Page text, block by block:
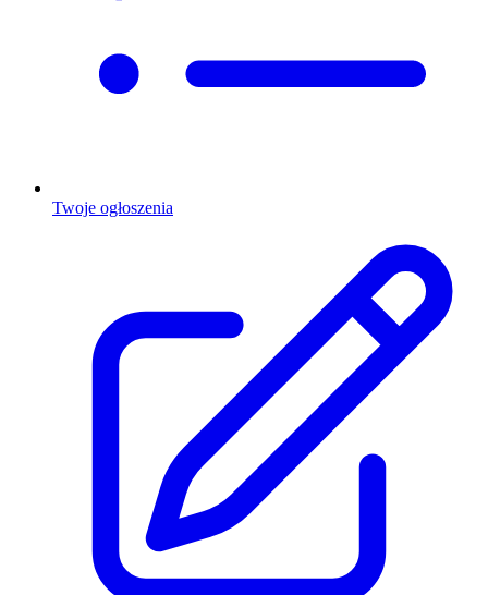
Twoje ogłoszenia